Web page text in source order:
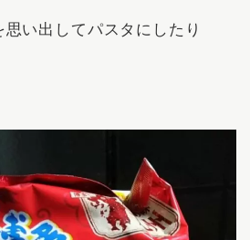
い出してパスタにしたり